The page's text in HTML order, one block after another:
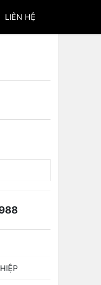
LIÊN HỆ